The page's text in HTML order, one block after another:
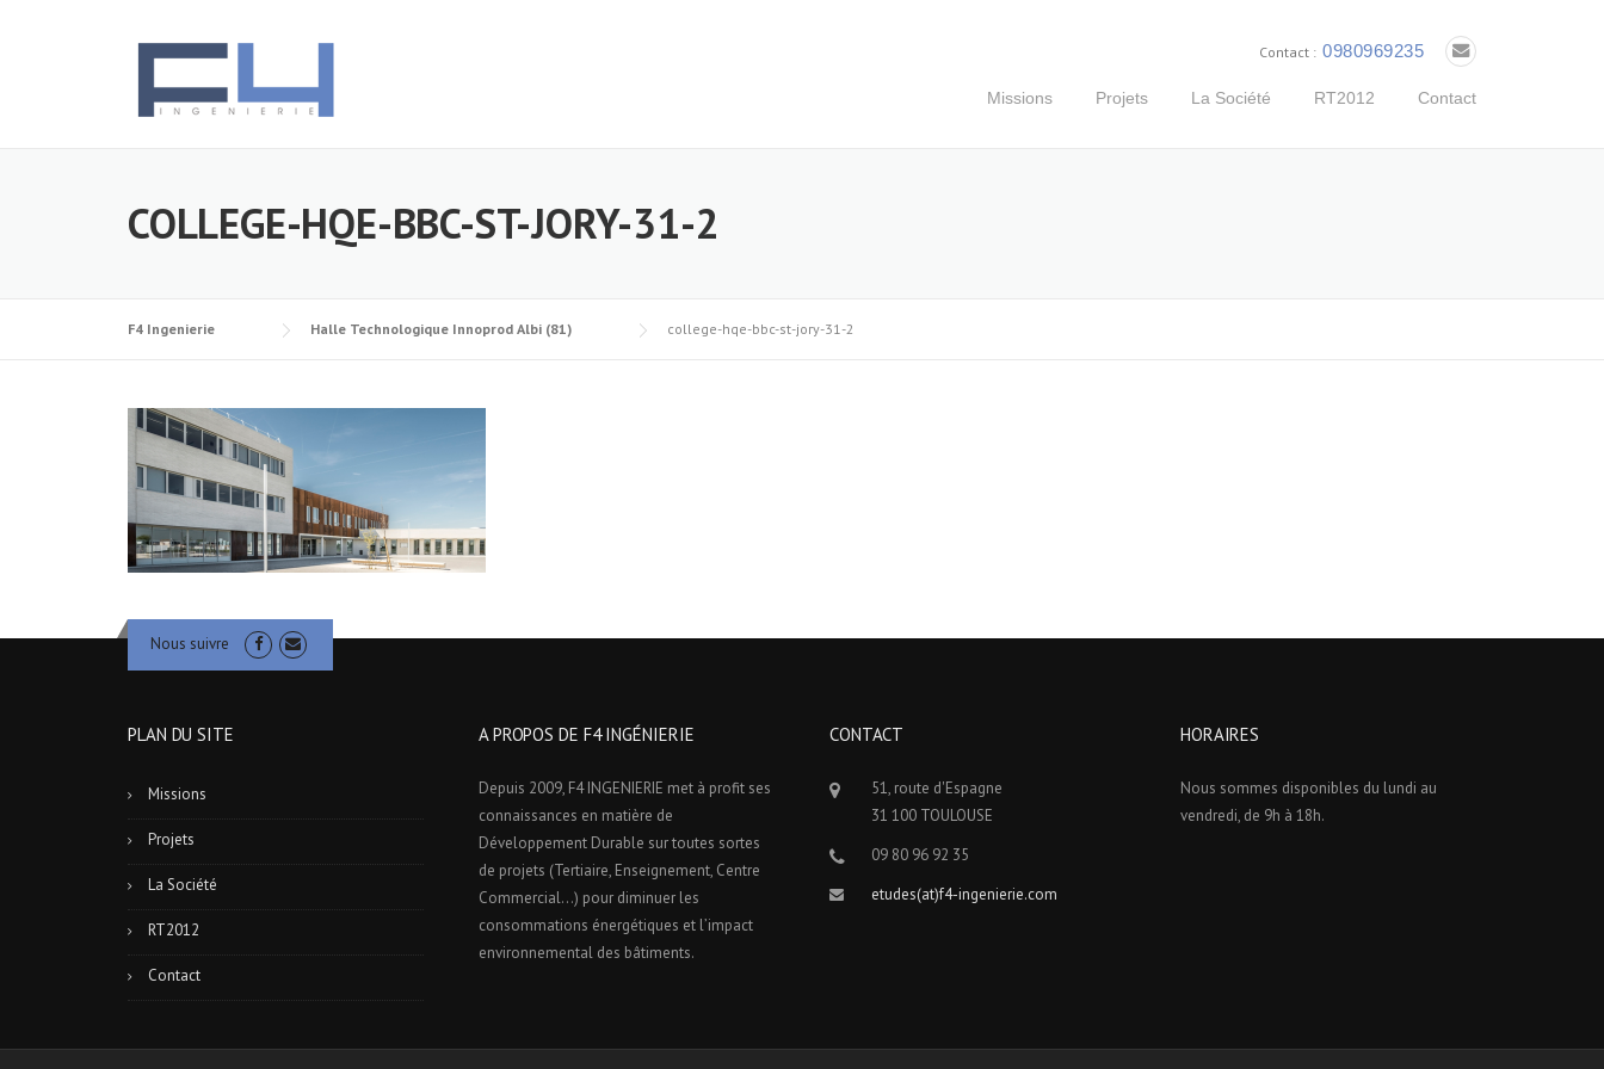
Contact : 0980969235
Missions Projets La Société RT2012 Contact
COLLEGE-HQE-BBC-ST-JORY-31-2
F4 Ingenierie Halle Technologique Innoprod Albi (81) college-hqe-bbc-st-jory-31-2
Nous suivre
PLAN DU SITE
Missions
Projets
La Société
RT2012
Contact
A PROPOS DE F4 INGÉNIERIE
Depuis 2009, F4 INGENIERIE met à profit ses
connaissances en matière de
Développement Durable sur toutes sortes
de projets (Tertiaire, Enseignement, Centre
Commercial…) pour diminuer les
consommations énergétiques et l’impact
environnemental des bâtiments.
CONTACT
51, route d'Espagne
31 100 TOULOUSE
09 80 96 92 35
etudes(at)f4-ingenierie.com
HORAIRES
Nous sommes disponibles du lundi au
vendredi, de 9h à 18h.